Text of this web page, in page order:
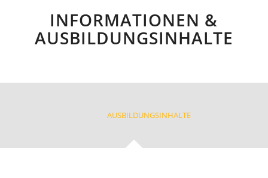
INFORMATIONEN &
AUSBILDUNGSINHALTE
AUSBILDUNGSINHALTE